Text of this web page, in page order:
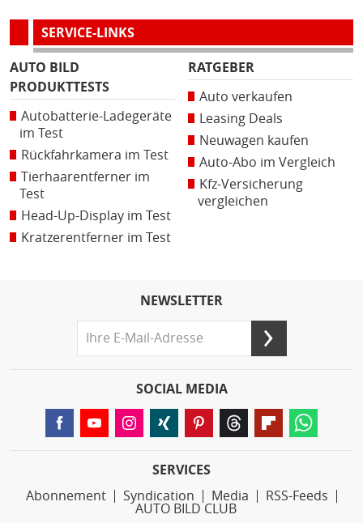
SERVICE-LINKS
AUTO BILD
PRODUKTTESTS
Autobatterie-Ladegeräte
im Test
Rückfahrkamera im Test
Tierhaarentferner im
Test
Head-Up-Display im Test
Kratzerentferner im Test
RATGEBER
Auto verkaufen
Leasing Deals
Neuwagen kaufen
Auto-Abo im Vergleich
Kfz-Versicherung
vergleichen
NEWSLETTER
SOCIAL MEDIA
SERVICES
Abonnement
Syndication Media
RSS-Feeds
AUTO BILD CLUB